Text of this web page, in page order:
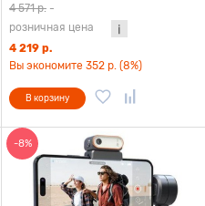
4 571 р. -
розничная цена
4 219 р.
Вы экономите 352 р. (8%)
В корзину
-8%